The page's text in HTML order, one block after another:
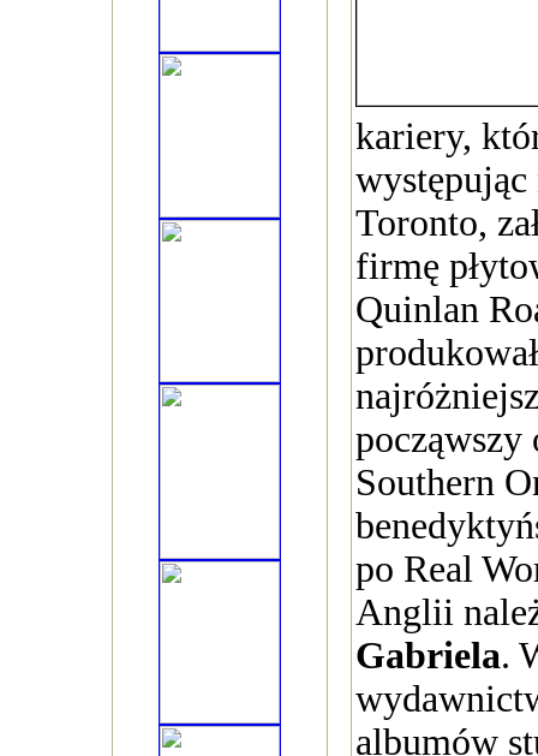
kariery,
Toronto,
firmę
Quinlan
począwszy
Southern
po Real
Anglii
Gabriela.
albumów